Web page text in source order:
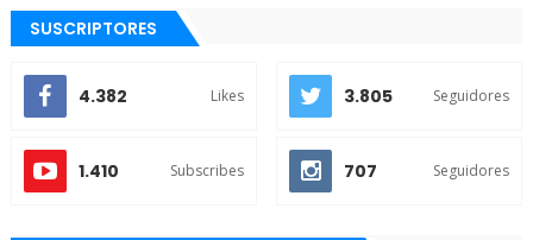
SUSCRIPTORES
4.382 Likes 3.805 Seguidores
1.410 Subscribes 707 Seguidores